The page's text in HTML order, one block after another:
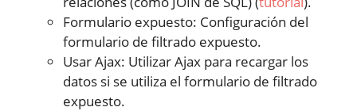
Formulario expuesto: Configuración del
formulario de filtrado expuesto.
Usar Ajax: Utilizar Ajax para recargar los
datos si se utiliza el formulario de filtrado
expuesto.